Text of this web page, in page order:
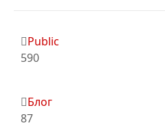
Public
590
Блог
87